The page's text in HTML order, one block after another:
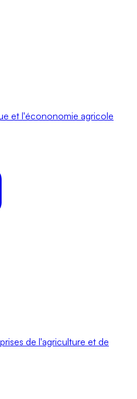
et l'écononomie agricole
de l'agriculture et de